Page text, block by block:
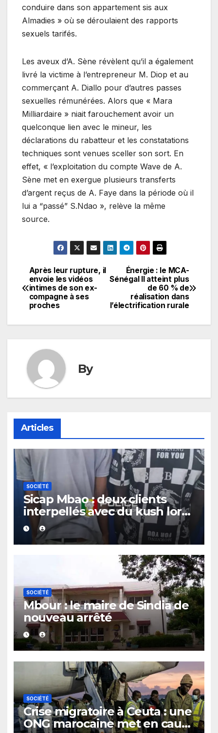
conduire dans son appartement sis aux
Almadies » où se déroulaient des rapports
sexuels tarifés.
Les aveux d’A. Sène révèlent qu’il a également
livré la victime à l’entrepreneur M. Diop et au
commerçant A. Diallo pour d’autres passes
sexuelles rémunérées. Alors que « Mara
Milliardaire » niait farouchement avoir un
quelconque lien avec le mineur, les
déclarations du rabatteur et les constatations
techniques sont venues sceller son sort. En
effet, « l’exploitation du compte Wave de A.
Sène met en exergue plusieurs transferts
d’argent reçus de A. Faye dans la période où il
lui a “passé” S.Ndao », relève la même
source.
Navigation
de
l’article
Énergie : le MCA-
Sénégal II atteint plus
de 60 % de
réalisation dans
l’électrification rurale
Après leur rupture, il
envoie les vidéos
intimes de son ex-
compagne à ses
proches
By
Articles
SOCIÉTÉ
Sicap Mbao : deux clients
interpellés avec du kush lors
d’un contrôle de police dans
un bar
SOCIÉTÉ
Mbour : le maire de Sindia de
nouveau arrêté
SOCIÉTÉ
Crise migratoire à Ceuta : une
ONG marocaine met en cause